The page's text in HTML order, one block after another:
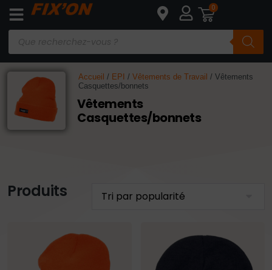
0
Accueil / EPI / Vêtements de Travail / Vêtements
Casquettes/bonnets
Vêtements
Casquettes/bonnets
Produits